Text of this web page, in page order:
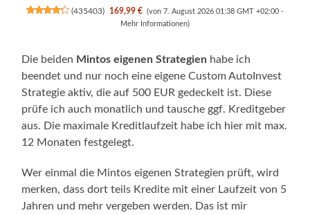
(435403) 169,99 € (von 7. August 2026 01:38 GMT +02:00 -
Mehr Informationen)
Die beiden Mintos eigenen Strategien habe ich
beendet und nur noch eine eigene Custom AutoInvest
Strategie aktiv, die auf 500 EUR gedeckelt ist. Diese
prüfe ich auch monatlich und tausche ggf. Kreditgeber
aus. Die maximale Kreditlaufzeit habe ich hier mit max.
12 Monaten festgelegt.
Wer einmal die Mintos eigenen Strategien prüft, wird
merken, dass dort teils Kredite mit einer Laufzeit von 5
Jahren und mehr vergeben werden. Das ist mir